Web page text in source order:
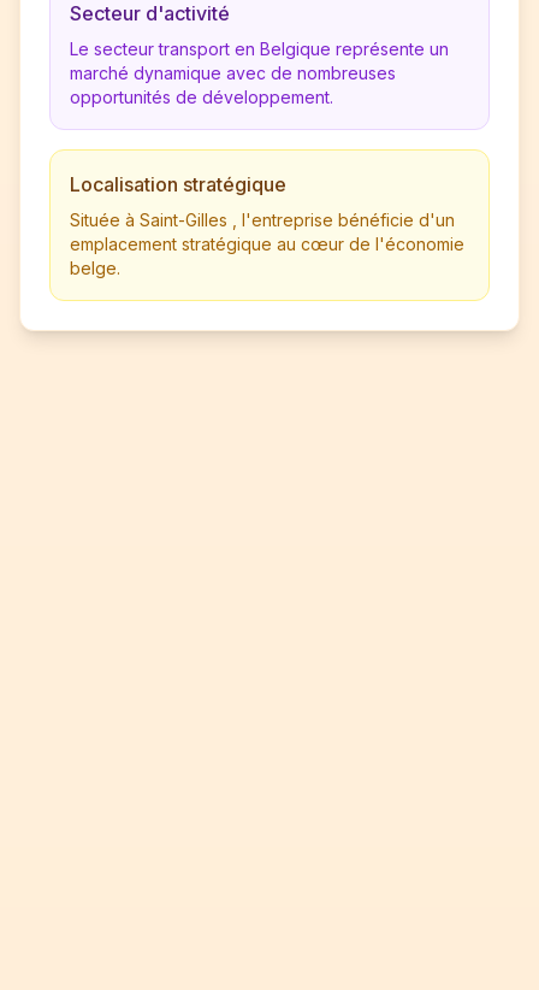
Secteur d'activité
Le secteur transport en Belgique représente un
marché dynamique avec de nombreuses
opportunités de développement.
Localisation stratégique
Située à Saint-Gilles , l'entreprise bénéficie d'un
emplacement stratégique au cœur de l'économie
belge.